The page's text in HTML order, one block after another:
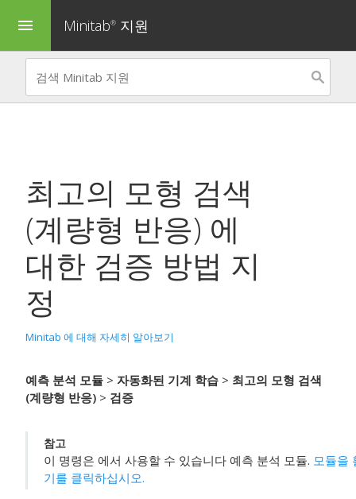
menu Minitab® 지원
최고의 모형 검색
(계량형 반응) 에
대한 검증 방법 지
정
Minitab 에 대해 자세히 알아보기
예측 분석 모듈 > 자동화된 기계 학습 > 최고의 모형 검색
(계량형 반응) > 검증
참고
이 명령은 에서 사용할 수 있습니다 예측 분석 모듈. 모듈을
기를 클릭하십시오.